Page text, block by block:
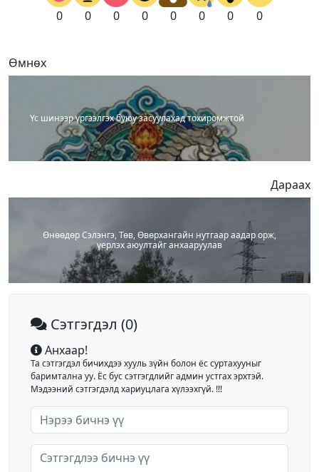
0 0 0 0 0 0 0 0
Өмнөх
Үс шинээр үргээлгэх буюу засуулахад тохиромжтой
Дараах
Өнөөдөр Сэлэнгэ, Төв, Өвөрхангайн нутгаар аадар орж,
үерлэх аюултайг анхааруулав
Сэтгэгдэл (0)
Анхаар!
Та сэтгэгдэл бичихдээ хууль зүйн болон ёс суртахууныг
баримтална уу. Ёс бус сэтгэгдлийг админ устгах эрхтэй.
Мэдээний сэтгэгдэлд хариуцлага хүлээхгүй. !!!